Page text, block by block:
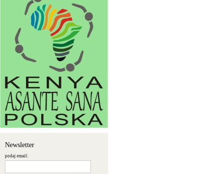
Newsletter
podaj email: